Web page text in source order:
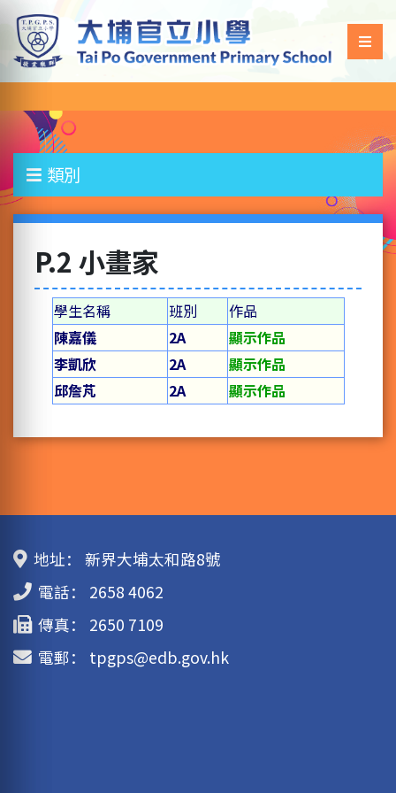
類別
P.2 小畫家
學生名稱 班別
作品
陳嘉儀
2A
顯示作品
李凱欣
2A
顯示作品
邱詹芃
2A 顯示作品
地址：
新界大埔太和路8號
電話：
2658 4062
傳真：
2650 7109
電郵：
tpgps@edb.gov.hk